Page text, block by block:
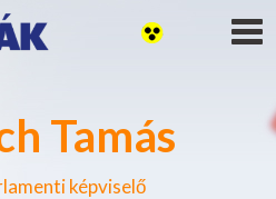
Tamás
képviselő